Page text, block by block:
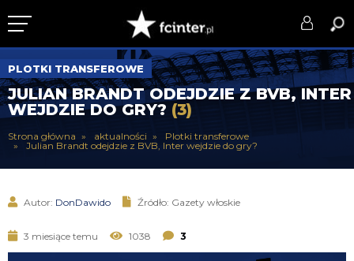
KLUB
DRUŻYNA
SERIE A
PUCHARY
DLA TIFOSICH
SERWIS
PLOTKI TRANSFEROWE
JULIAN BRANDT ODEJDZIE Z BVB, INTER
WEJDZIE DO GRY? (3)
Strona główna aktualności
Plotki transferowe
Julian Brandt odejdzie z BVB, Inter wejdzie do gry?
Autor: DonDawido Źródło: Gazety włoskie
3 miesiące temu 1038 3